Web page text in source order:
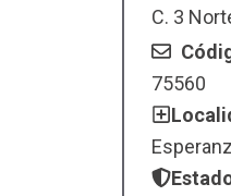
C. 3
75560